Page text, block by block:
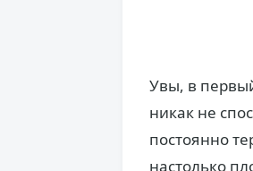
Увы, в
никак не
постоянно
настолько